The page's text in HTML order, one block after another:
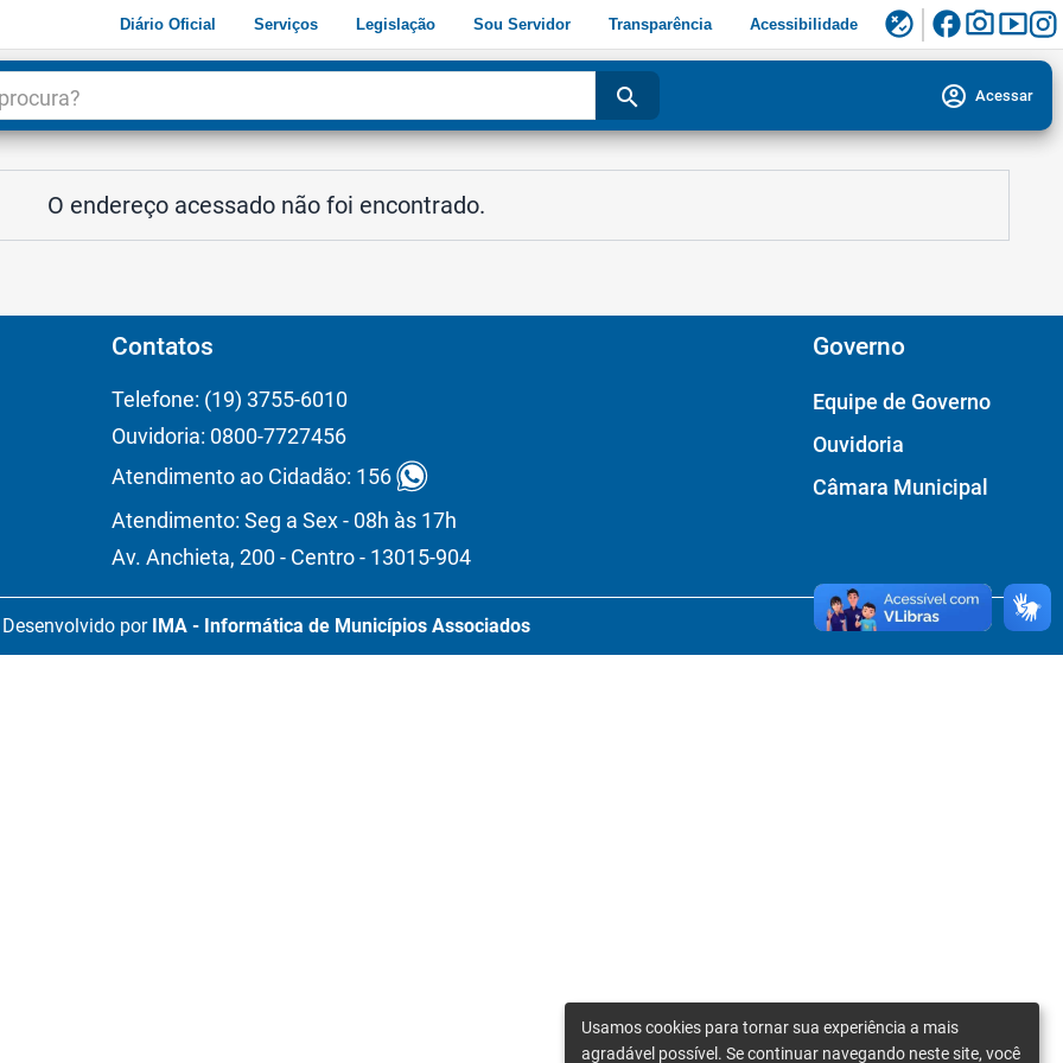
Diário Oficial Serviços Legislação Sou Servidor Transparência Acessibilidade flaky facebookphoto_camerasmart_display
search account_circle Acessar
O endereço acessado não foi encontrado.
Contatos
Telefone: (19) 3755-6010
Ouvidoria: 0800-7727456
Atendimento ao Cidadão: 156
Atendimento: Seg a Sex - 08h às 17h
Av. Anchieta, 200 - Centro - 13015-904
Governo
Equipe de Governo
Ouvidoria
Câmara Municipal
Desenvolvido por IMA - Informática de Municípios Associados
Usamos cookies para tornar sua experiência a mais
agradável possível. Se continuar navegando neste site, você